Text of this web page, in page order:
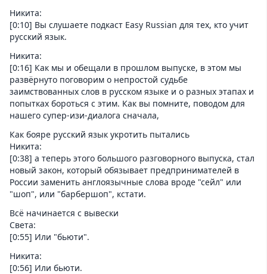
Никита:
[0:10] Вы слушаете подкаст Easy Russian для тех, кто учит
русский язык.
Никита:
[0:16] Как мы и обещали в прошлом выпуске, в этом мы
развёрнуто поговорим о непростой судьбе
заимствованных слов в русском языке и о разных этапах и
попытках бороться с этим. Как вы помните, поводом для
нашего супер-изи-диалога сначала,
Как бояре русский язык укротить пытались
Никита:
[0:38] а теперь этого большого разговорного выпуска, стал
новый закон, который обязывает предпринимателей в
России заменить англоязычные слова вроде "сейл" или
"шоп", или "барбершоп", кстати.
Всё начинается с вывески
Света:
[0:55] Или "бьюти".
Никита:
[0:56] Или бьюти.